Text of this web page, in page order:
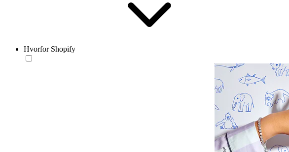
Hvorfor Shopify